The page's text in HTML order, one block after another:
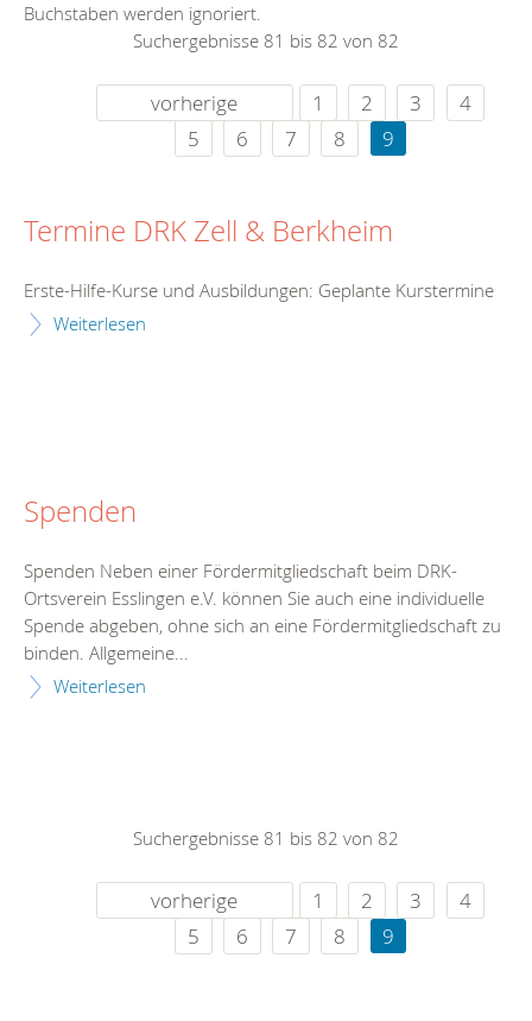
Buchstaben werden ignoriert.
Suchergebnisse 81 bis 82 von 82
vorherige 1 2 3
4
5
6 7 8 9
Termine DRK Zell & Berkheim
Erste-Hilfe-Kurse und Ausbildungen: Geplante Kurstermine
Weiterlesen
Spenden
Spenden Neben einer Fördermitgliedschaft beim DRK-
Ortsverein Esslingen e.V. können Sie auch eine individuelle
Spende abgeben, ohne sich an eine Fördermitgliedschaft zu
binden. Allgemeine...
Weiterlesen
Suchergebnisse 81 bis 82 von 82
vorherige 1 2 3
4
5
6 7 8 9